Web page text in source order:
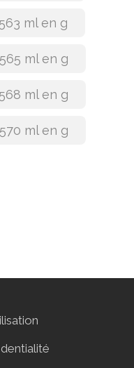
563 ml en g
565 ml en g
568 ml en g
570 ml en g